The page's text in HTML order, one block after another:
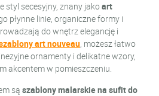
styl secesyjny, znany jakoart
płynne linie, organiczne formy i
do wnętrz elegancję i
art nouveau, możesz łatwo
ornamenty i delikatne wzory,
akcentem w pomieszczeniu.
są szablony malarskie na sufit do